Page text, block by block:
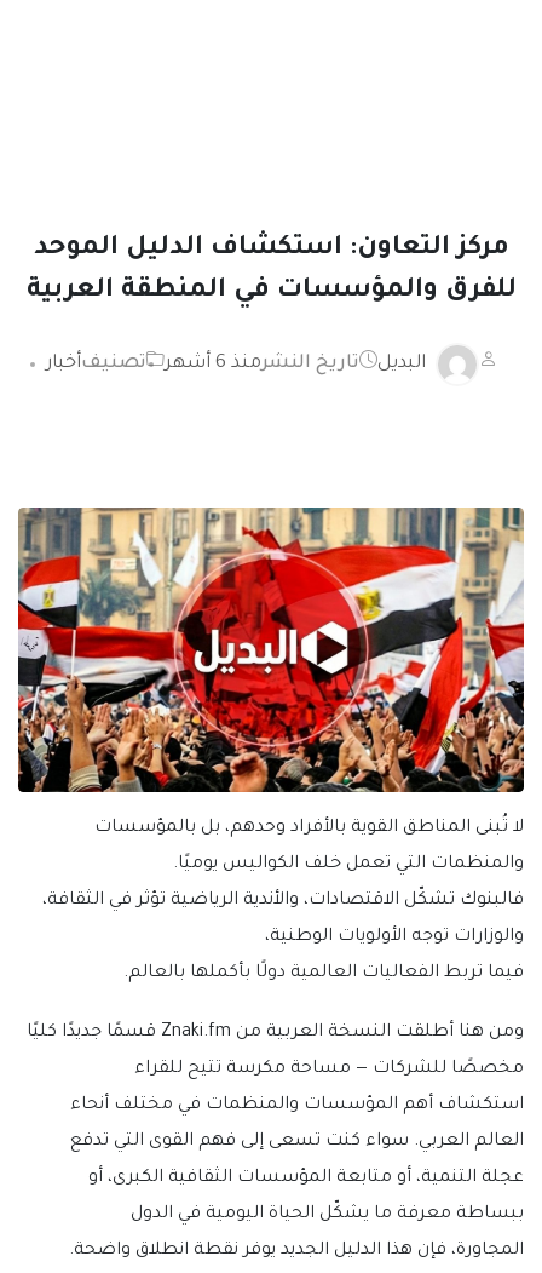
مركز التعاون: استكشاف الدليل الموحد
للفرق والمؤسسات في المنطقة العربية
البديل تاريخ النشرمنذ 6 أشهر تصنيفأخبار
لا تُبنى المناطق القوية بالأفراد وحدهم، بل بالمؤسسات
والمنظمات التي تعمل خلف الكواليس يوميًا.
فالبنوك تشكّل الاقتصادات، والأندية الرياضية تؤثر في الثقافة،
والوزارات توجه الأولويات الوطنية،
فيما تربط الفعاليات العالمية دولًا بأكملها بالعالم.
ومن هنا أطلقت النسخة العربية من Znaki.fm قسمًا جديدًا كليًا
مخصصًا للشركات — مساحة مكرسة تتيح للقراء
استكشاف أهم المؤسسات والمنظمات في مختلف أنحاء
العالم العربي. سواء كنت تسعى إلى فهم القوى التي تدفع
عجلة التنمية، أو متابعة المؤسسات الثقافية الكبرى، أو
ببساطة معرفة ما يشكّل الحياة اليومية في الدول
المجاورة، فإن هذا الدليل الجديد يوفر نقطة انطلاق واضحة.